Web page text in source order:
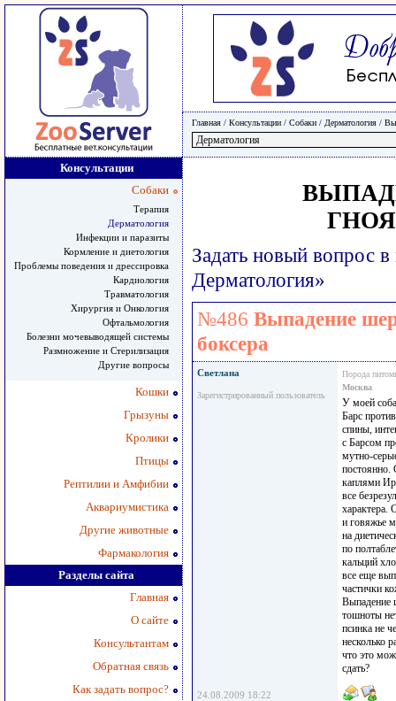
Главная / Консультации / Собаки / Дерматология /
Консультации
Собаки
Терапия
Дерматология
Инфекции и паразиты
Кормление и диетология
Проблемы поведения и дрессировка
Кардиология
Травматология
Хирургия и Онкология
Офтальмология
Болезни мочевыводящей системы
Размножение и Стерилизация
Другие вопросы
Кошки
Грызуны
Кролики
Птицы
Рептилии и Амфибии
Аквариумистика
Другие животные
Фармакология
Разделы сайта
Главная
О сайте
Консультантам
Обратная связь
Как задать вопрос?
Задать новый вопрос
Дерматология»
№486 Выпадение
боксера
Светлана
Зарегистрированный пользователь
Порода
Москва
У моей
Барс
спины,
с Барсом
мутно-
постоянно.
каплями
все
характера.
и говяжье
на
по
кальций
все еще
частички
Выпадение
тошноты
псинка не
несколько
что это
сдать?
24.08.2009 18:22